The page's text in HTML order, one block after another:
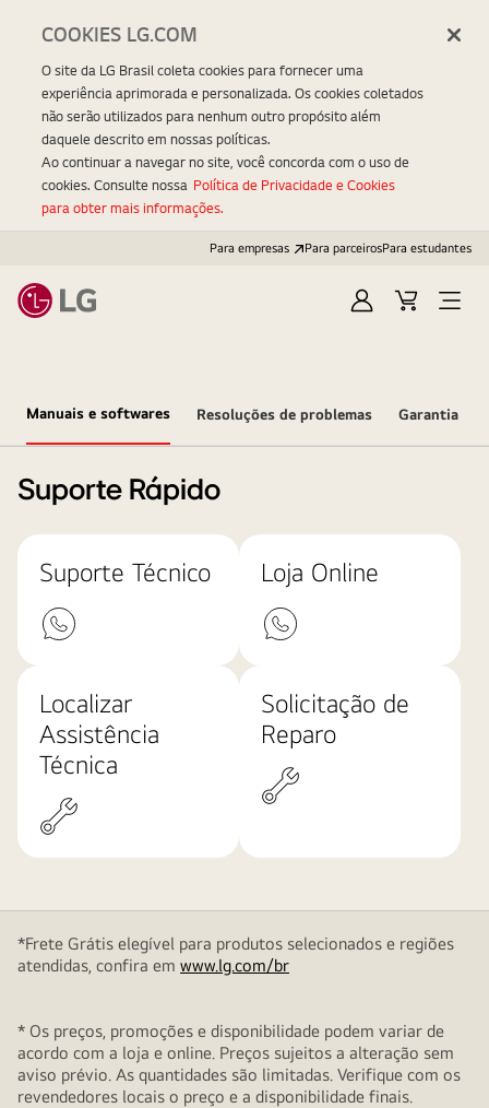
Para empresas Para parceirosPara estudantes
EntrarCarrinhoOpen
Manuais e softwares Resoluções de problemas Garantia
Suporte Rápido
Suporte Técnico Loja Online
Localizar
Assistência
Técnica
Solicitação de
Reparo
*Frete Grátis elegível para produtos selecionados e regiões
atendidas, confira em www.lg.com/br
* Os preços, promoções e disponibilidade podem variar de
acordo com a loja e online. Preços sujeitos a alteração sem
aviso prévio. As quantidades são limitadas. Verifique com os
revendedores locais o preço e a disponibilidade finais.
COOKIES LG.COM
O site da LG Brasil coleta cookies para fornecer uma
experiência aprimorada e personalizada. Os cookies coletados
não serão utilizados para nenhum outro propósito além
daquele descrito em nossas políticas.
Ao continuar a navegar no site, você concorda com o uso de
cookies. Consulte nossa Política de Privacidade e Cookies
para obter mais informações.